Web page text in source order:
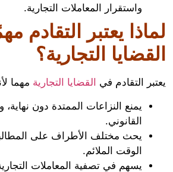
واستقرار المعاملات التجارية.
يعتبر التقادم
التجارية؟
التقادم فيالقضايا التجاريةمهما لأنه:
يمنع النزاعات الممتدة دون نهاية،
القانوني.
يحث مختلف الأطراف على المطالبة
الوقت الملائم.
يسهم في تصفية المعاملات التجارية